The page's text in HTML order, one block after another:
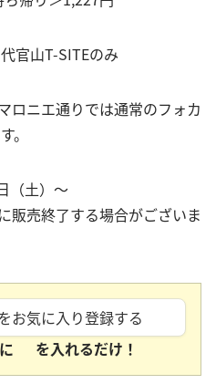
官山T-SITEのみ
ニエ通りでは通常のフォカ
。
（土）～
販売終了する場合がございま
お気に入り登録する
を入れるだけ！